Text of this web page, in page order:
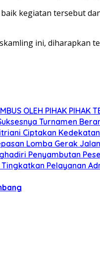
kegiatan tersebut
ini, diharapkan
OLEH PIHAK PIHAK
Turnamen
Ciptakan
Lomba Gerak
Penyambutan
Pelayanan